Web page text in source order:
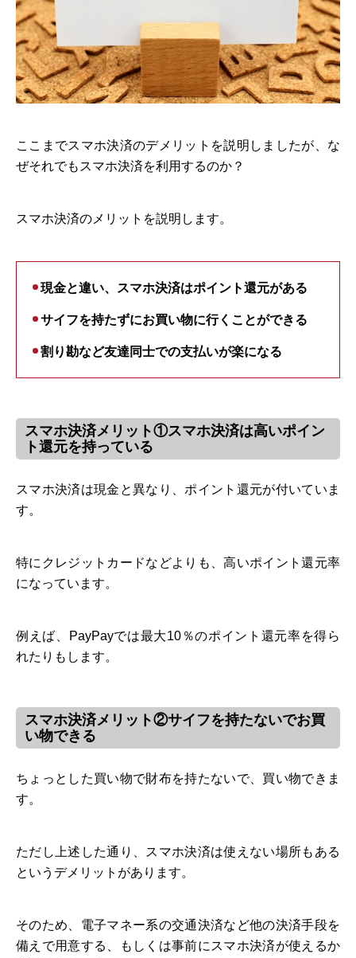
ここまでスマホ決済のデメリットを説明しましたが、な
ぜそれでもスマホ決済を利用するのか？
スマホ決済のメリットを説明します。
現金と違い、スマホ決済はポイント還元がある
サイフを持たずにお買い物に行くことができる
割り勘など友達同士での支払いが楽になる
スマホ決済メリット①スマホ決済は高いポイン
ト還元を持っている
スマホ決済は現金と異なり、ポイント還元が付いていま
す。
特にクレジットカードなどよりも、高いポイント還元率
になっています。
例えば、PayPayでは最大10％のポイント還元率を得ら
れたりもします。
スマホ決済メリット②サイフを持たないでお買
い物できる
ちょっとした買い物で財布を持たないで、買い物できま
す。
ただし上述した通り、スマホ決済は使えない場所もある
というデメリットがあります。
そのため、電子マネー系の交通決済など他の決済手段を
備えで用意する、もしくは事前にスマホ決済が使えるか